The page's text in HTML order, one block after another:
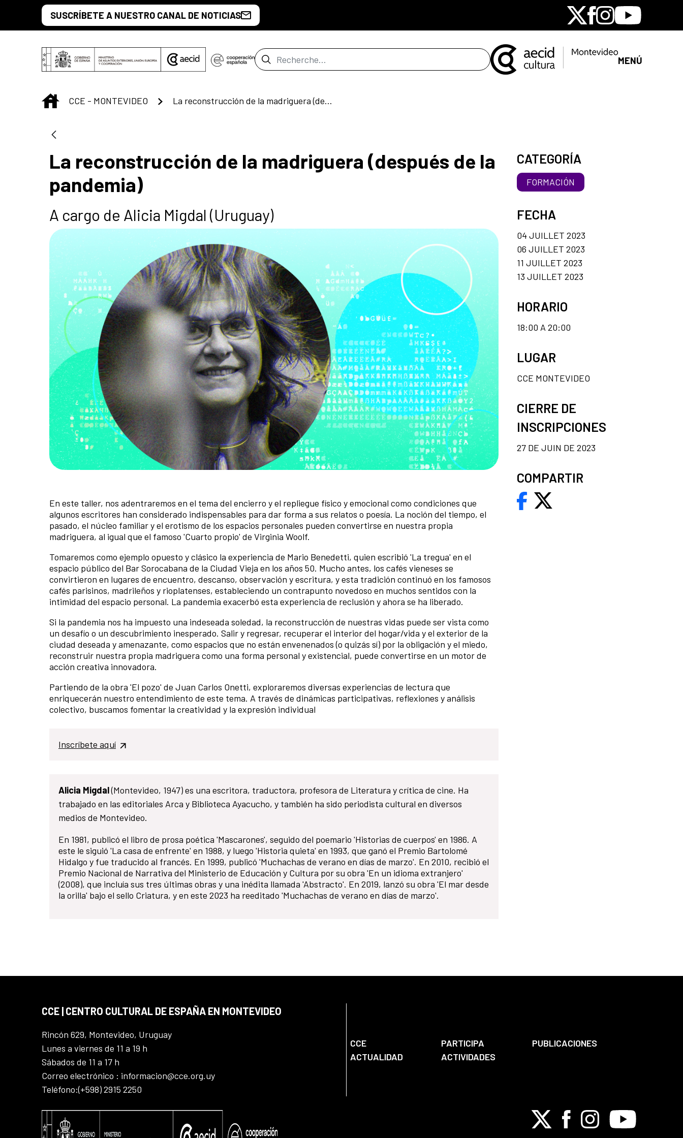
Saut au contenu principal
SUSCRÍBETE A NUESTRO CANAL DE NOTICIAS X Facebook
Instagram
Youtube
Barre de recherche MENÚ
INICIO
CCE - MONTEVIDEO La reconstrucción de la madriguera (después de la pandemia)
La reconstrucción de la madriguera (después de la
pandemia)
A cargo de Alicia Migdal (Uruguay)
En este taller, nos adentraremos en el tema del encierro y el repliegue físico y emocional como condiciones que
algunos escritores han considerado indispensables para dar forma a sus relatos o poesía. La noción del tiempo, el
pasado, el núcleo familiar y el erotismo de los espacios personales pueden convertirse en nuestra propia
madriguera, al igual que el famoso 'Cuarto propio' de Virginia Woolf.
Tomaremos como ejemplo opuesto y clásico la experiencia de Mario Benedetti, quien escribió 'La tregua' en el
espacio público del Bar Sorocabana de la Ciudad Vieja en los años 50. Mucho antes, los cafés vieneses se
convirtieron en lugares de encuentro, descanso, observación y escritura, y esta tradición continuó en los famosos
cafés parisinos, madrileños y rioplatenses, estableciendo un contrapunto novedoso en muchos sentidos con la
intimidad del espacio personal. La pandemia exacerbó esta experiencia de reclusión y ahora se ha liberado.
Si la pandemia nos ha impuesto una indeseada soledad, la reconstrucción de nuestras vidas puede ser vista como
un desafío o un descubrimiento inesperado. Salir y regresar, recuperar el interior del hogar/vida y el exterior de la
ciudad deseada y amenazante, como espacios que no están envenenados (o quizás sí) por la obligación y el miedo,
reconstruir nuestra propia madriguera como una forma personal y existencial, puede convertirse en un motor de
acción creativa innovadora.
Partiendo de la obra 'El pozo' de Juan Carlos Onetti, exploraremos diversas experiencias de lectura que
enriquecerán nuestro entendimiento de este tema. A través de dinámicas participativas, reflexiones y análisis
colectivo, buscamos fomentar la creatividad y la expresión individual
Inscríbete aquí
Alicia Migdal(Montevideo, 1947) es una escritora, traductora, profesora de Literatura y crítica de cine. Ha
trabajado en las editoriales Arca y Biblioteca Ayacucho, y también ha sido periodista cultural en diversos
medios de Montevideo.
En 1981, publicó el libro de prosa poética 'Mascarones', seguido del poemario 'Historias de cuerpos' en 1986. A
este le siguió 'La casa de enfrente' en 1988, y luego 'Historia quieta' en 1993, que ganó el Premio Bartolomé
Hidalgo y fue traducido al francés. En 1999, publicó 'Muchachas de verano en días de marzo'. En 2010, recibió el
Premio Nacional de Narrativa del Ministerio de Educación y Cultura por su obra 'En un idioma extranjero'
(2008), que incluía sus tres últimas obras y una inédita llamada 'Abstracto'. En 2019, lanzó su obra 'El mar desde
la orilla' bajo el sello Criatura, y en este 2023 ha reeditado 'Muchachas de verano en días de marzo'.
CATEGORÍA
FORMACIÓN
FECHA
04 JUILLET 2023
06 JUILLET 2023
11 JUILLET 2023
13 JUILLET 2023
HORARIO
18:00 A 20:00
LUGAR
CCE MONTEVIDEO
CIERRE DE
INSCRIPCIONES
27 DE JUIN DE 2023
COMPARTIR
CCE | CENTRO CULTURAL DE ESPAÑA EN MONTEVIDEO
Rincón 629, Montevideo, Uruguay
Lunes a viernes de 11 a 19 h
Sábados de 11 a 17 h
Correo electrónico : informacion@cce.org.uy
Teléfono:(+598) 2915 2250
CCE PARTICIPA
PUBLICACIONES
ACTUALIDAD
ACTIVIDADES
X FacebookInstagramYoutube